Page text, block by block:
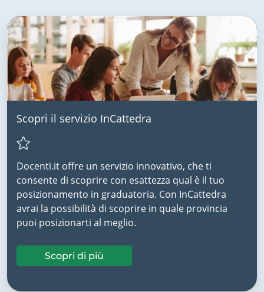
Scopri il servizio InCattedra
Docenti.it offre un servizio innovativo, che ti
consente di scoprire con esattezza qual è il tuo
posizionamento in graduatoria. Con InCattedra
avrai la possibilità di scoprire in quale provincia
puoi posizionarti al meglio.
Scopri di più